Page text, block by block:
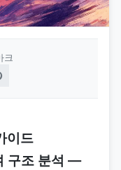
크
이드
구조 분석 ―